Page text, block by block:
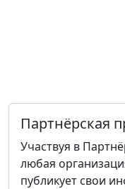
Партнёрская
Участвуя в
любая
публикует свои